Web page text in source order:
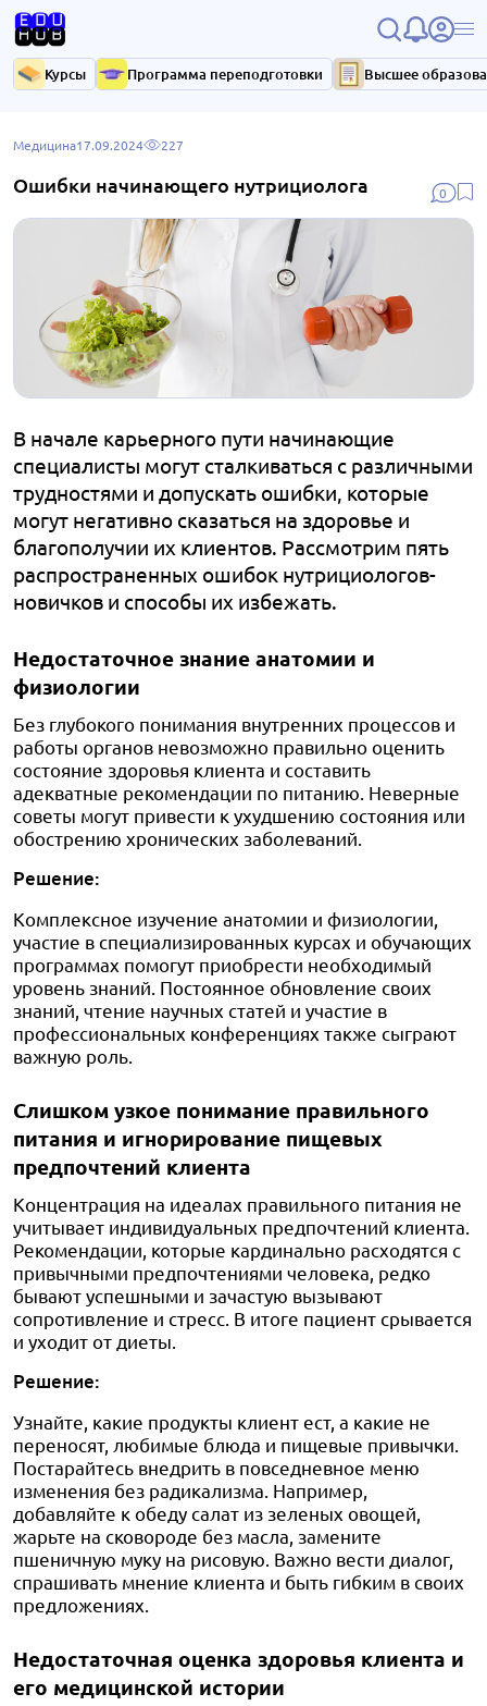
Курсы Программа переподготовки Высшее
0
Медицина17.09.2024 227
Ошибки начинающего нутрициолога
В начале карьерного пути начинающие
специалисты могут сталкиваться с различными
трудностями и допускать ошибки, которые
могут негативно сказаться на здоровье и
благополучии их клиентов. Рассмотрим пять
распространенных ошибок нутрициологов-
новичков и способы их избежать.
Недостаточное знание анатомии и
физиологии
Без глубокого понимания внутренних процессов и
работы органов невозможно правильно оценить
состояние здоровья клиента и составить
адекватные рекомендации по питанию. Неверные
советы могут привести к ухудшению состояния или
обострению хронических заболеваний.
Решение:
Комплексное изучение анатомии и физиологии,
участие в специализированных курсах и обучающих
программах помогут приобрести необходимый
уровень знаний. Постоянное обновление своих
знаний, чтение научных статей и участие в
профессиональных конференциях также сыграют
важную роль.
Слишком узкое понимание правильного
питания и игнорирование пищевых
предпочтений клиента
Концентрация на идеалах правильного питания не
учитывает индивидуальных предпочтений клиента.
Рекомендации, которые кардинально расходятся с
привычными предпочтениями человека, редко
бывают успешными и зачастую вызывают
сопротивление и стресс. В итоге пациент срывается
и уходит от диеты.
Решение:
Узнайте, какие продукты клиент ест, а какие не
переносят, любимые блюда и пищевые привычки.
Постарайтесь внедрить в повседневное меню
изменения без радикализма. Например,
добавляйте к обеду салат из зеленых овощей,
жарьте на сковороде без масла, замените
пшеничную муку на рисовую. Важно вести диалог,
спрашивать мнение клиента и быть гибким в своих
предложениях.
Недостаточная оценка здоровья клиента и
его медицинской истории